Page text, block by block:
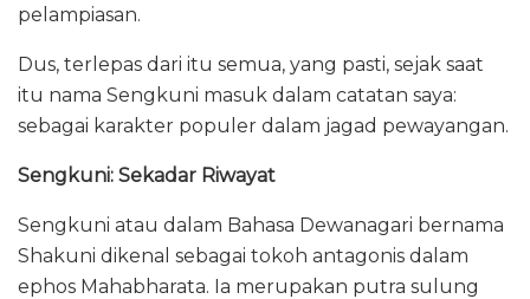
pelampiasan.
Dus, terlepas dari itu semua, yang pasti, sejak saat
itu nama Sengkuni masuk dalam catatan saya:
sebagai karakter populer dalam jagad pewayangan.
Sengkuni: Sekadar Riwayat
Sengkuni atau dalam Bahasa Dewanagari bernama
Shakuni dikenal sebagai tokoh antagonis dalam
ephos Mahabharata. Ia merupakan putra sulung